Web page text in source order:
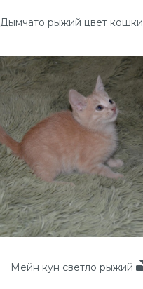
Дымчато рыжий цвет кошки
Мейн кун светло рыжий